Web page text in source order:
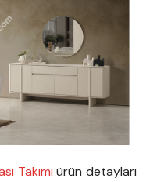
Takımı ürün detayları